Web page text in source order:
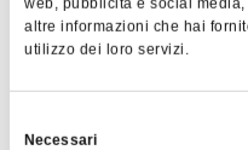
altre informazioni che hai
utilizzo dei loro servizi.
Necessari
questi elementi
un’inaspettata
della ricostruzione del
+
−